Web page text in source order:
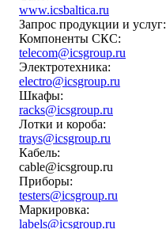
www.icsbaltica.ru
Запрос продукции и услуг:
Компоненты СКС:
telecom@icsgroup.ru
Электротехника:
electro@icsgroup.ru
Шкафы:
racks@icsgroup.ru
Лотки и короба:
trays@icsgroup.ru
Кабель:
cable@icsgroup.ru
Приборы:
testers@icsgroup.ru
Маркировка:
labels@icsgroup.ru